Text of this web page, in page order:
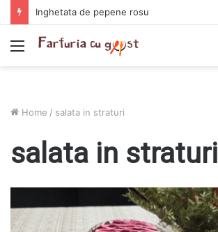
Inghetata de pepene rosu
Menu
Home / salata in straturi
salata in straturi